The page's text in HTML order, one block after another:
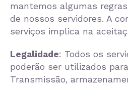
mantemos algumas
de nossos servidores. A
serviços implica na
Legalidade: Todos os
poderão ser utilizados
Transmissão,